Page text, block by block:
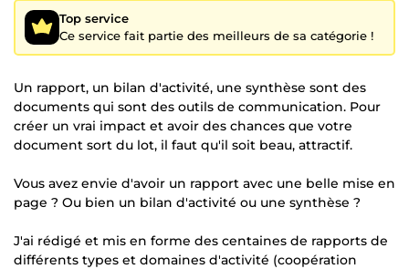
Top service
Ce service fait partie des meilleurs de sa catégorie !
Un rapport, un bilan d'activité, une synthèse sont des
documents qui sont des outils de communication. Pour
créer un vrai impact et avoir des chances que votre
document sort du lot, il faut qu'il soit beau, attractif.
Vous avez envie d'avoir un rapport avec une belle mise en
page ? Ou bien un bilan d'activité ou une synthèse ?
J'ai rédigé et mis en forme des centaines de rapports de
différents types et domaines d'activité (coopération